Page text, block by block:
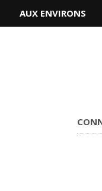
AUX ENVIRONS